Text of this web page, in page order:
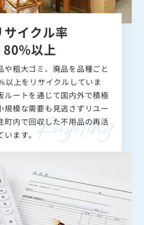
サイクル率
80%以上
や粗大ゴミ、廃品を品種ごと
以上をリサイクルしていま
ルートを通じて国内外で積極
規模な需要も見逃さずリユー
町内で回収した不用品の再活
ます。